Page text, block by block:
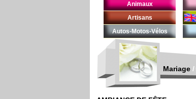
Animaux
Artisans
Autos-Motos-Vélos
Mariage /